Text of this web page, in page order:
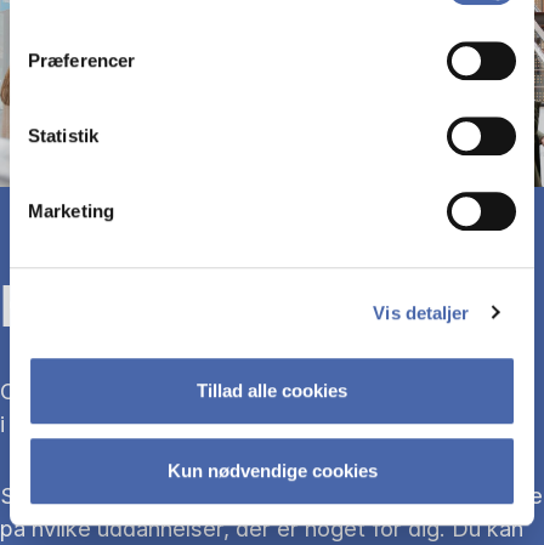
Præferencer
Statistik
Marketing
Vis detaljer
Tillad alle cookies
Kun nødvendige cookies
KOM TIL ÅBENT HUS
Overvejer du at søge ind på en bacheloruddannelse
i 2027?
Så kom med til Åbent Hus, hvor du kan blive klogere
på hvilke uddannelser, der er noget for dig. Du kan